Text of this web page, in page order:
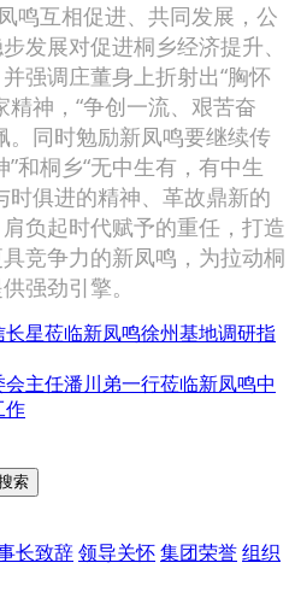
互相促进、共同发展，公
发展对促进桐乡经济提升、
强调庄董身上折射出“胸怀
精神，“争创一流、艰苦奋
。同时勉励新凤鸣要继续传
和桐乡“无中生有，有中生
时俱进的精神、革故鼎新的
负起时代赋予的重任，打造
竞争力的新凤鸣，为拉动桐
强劲引擎。
星莅临新凤鸣徐州基地调研指
主任潘川弟一行莅临新凤鸣中
作
长致辞 领导关怀 集团荣誉 组织